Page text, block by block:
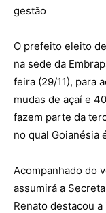
gestão
O prefeito eleito
na sede da
feira (29/11), para
mudas de açaí e
fazem parte da
no qual Goianésia
Acompanhado do
assumirá a
Renato destacou